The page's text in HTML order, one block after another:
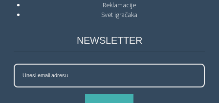
Reklamacije
Svet igračaka
NEWSLETTER